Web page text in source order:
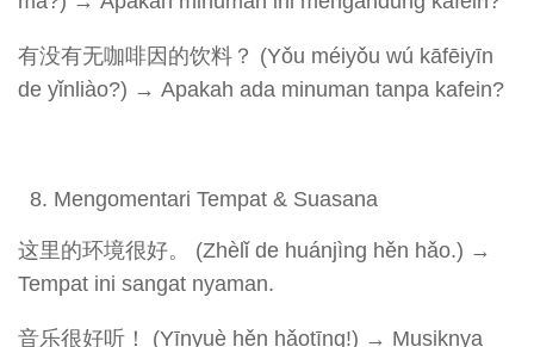
有没有无咖啡因的饮料？ (Yǒu méiyǒu wú kāfēiyīn
de yǐnliào?) → Apakah ada minuman tanpa kafein?
Mengomentari Tempat & Suasana
这里的环境很好。 (Zhèlǐ de huánjìng hěn hǎo.) →
Tempat ini sangat nyaman.
音乐很好听！ (Yīnyuè hěn hǎotīng!) → Musiknya